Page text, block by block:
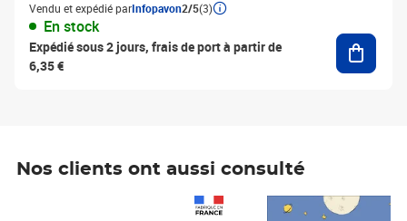
Vendu et expédié parInfopavon2/5(3)
En stock
Expédié sous 2 jours, frais de port à partir de
6,35 €
Nos clients ont aussi consulté
Prix 7,50€